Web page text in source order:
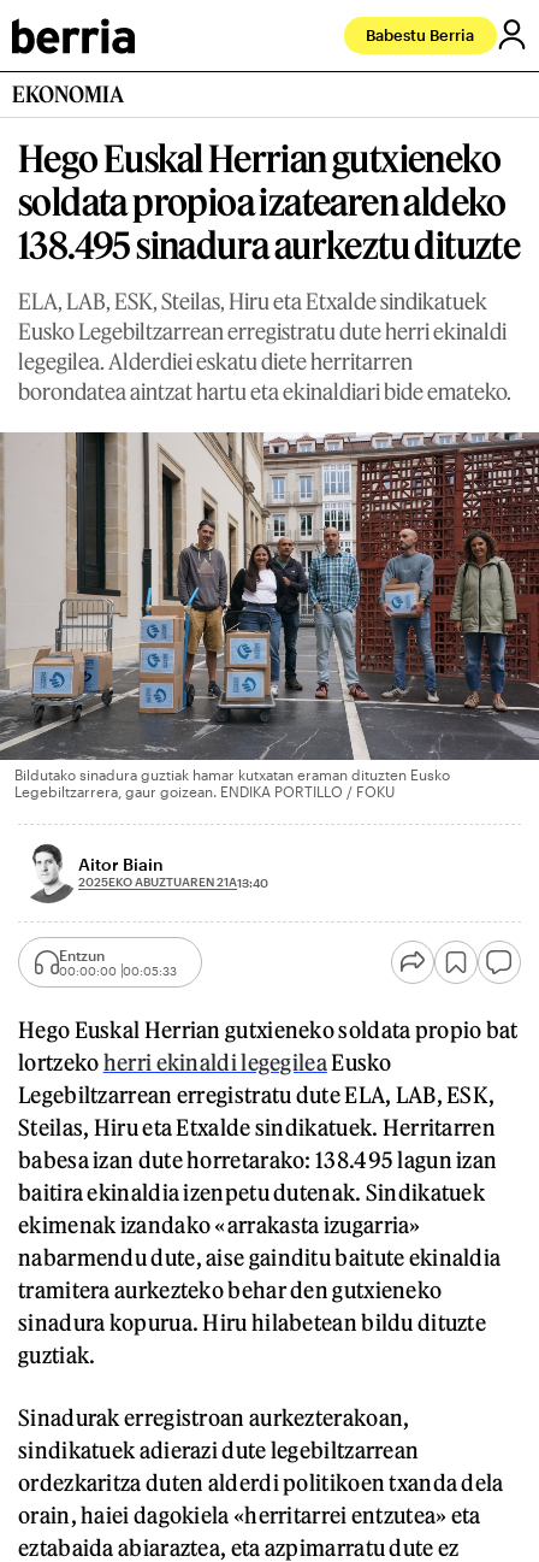
Babestu Berria
EKONOMIA
Hego Euskal Herrian gutxieneko
soldata propioa izatearen aldeko
138.495 sinadura aurkeztu dituzte
ELA, LAB, ESK, Steilas, Hiru eta Etxalde sindikatuek
Eusko Legebiltzarrean erregistratu dute herri ekinaldi
legegilea. Alderdiei eskatu diete herritarren
borondatea aintzat hartu eta ekinaldiari bide emateko.
Bildutako sinadura guztiak hamar kutxatan eraman dituzten Eusko
Legebiltzarrera, gaur goizean. ENDIKA PORTILLO / FOKU
Aitor Biain
2025EKO ABUZTUAREN 21A13:40
Entzun
00:00:00 00:05:33
Hego Euskal Herrian gutxieneko soldata propio bat
lortzekoherri ekinaldi legegileaEusko
Legebiltzarrean erregistratu dute ELA, LAB, ESK,
Steilas, Hiru eta Etxalde sindikatuek. Herritarren
babesa izan dute horretarako: 138.495 lagun izan
baitira ekinaldia izenpetu dutenak. Sindikatuek
ekimenak izandako «arrakasta izugarria»
nabarmendu dute, aise gainditu baitute ekinaldia
tramitera aurkezteko behar den gutxieneko
sinadura kopurua. Hiru hilabetean bildu dituzte
guztiak.
Sinadurak erregistroan aurkezterakoan,
sindikatuek adierazi dute legebiltzarrean
ordezkaritza duten alderdi politikoen txanda dela
orain, haiei dagokiela «herritarrei entzutea» eta
eztabaida abiaraztea, eta azpimarratu dute ez